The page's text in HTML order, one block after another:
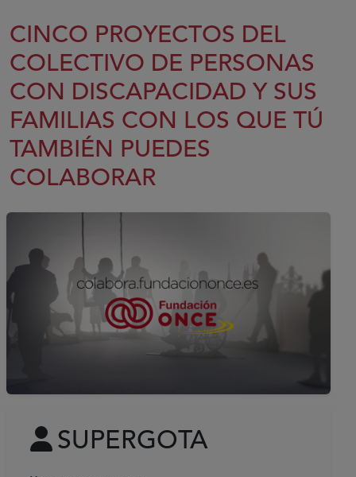
CINCO PROYECTOS DEL
COLECTIVO DE PERSONAS
CON DISCAPACIDAD Y SUS
FAMILIAS CON LOS QUE TÚ
TAMBIÉN PUEDES
COLABORAR
SUPERGOTA